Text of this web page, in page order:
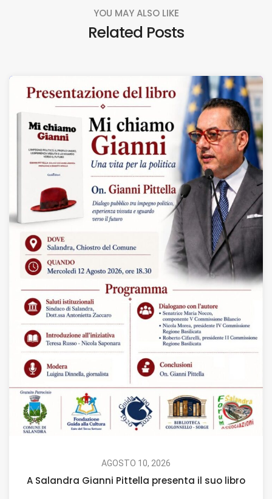
YOU MAY ALSO LIKE
Related Posts
AGOSTO 10, 2026
A Salandra Gianni Pittella presenta il suo libro